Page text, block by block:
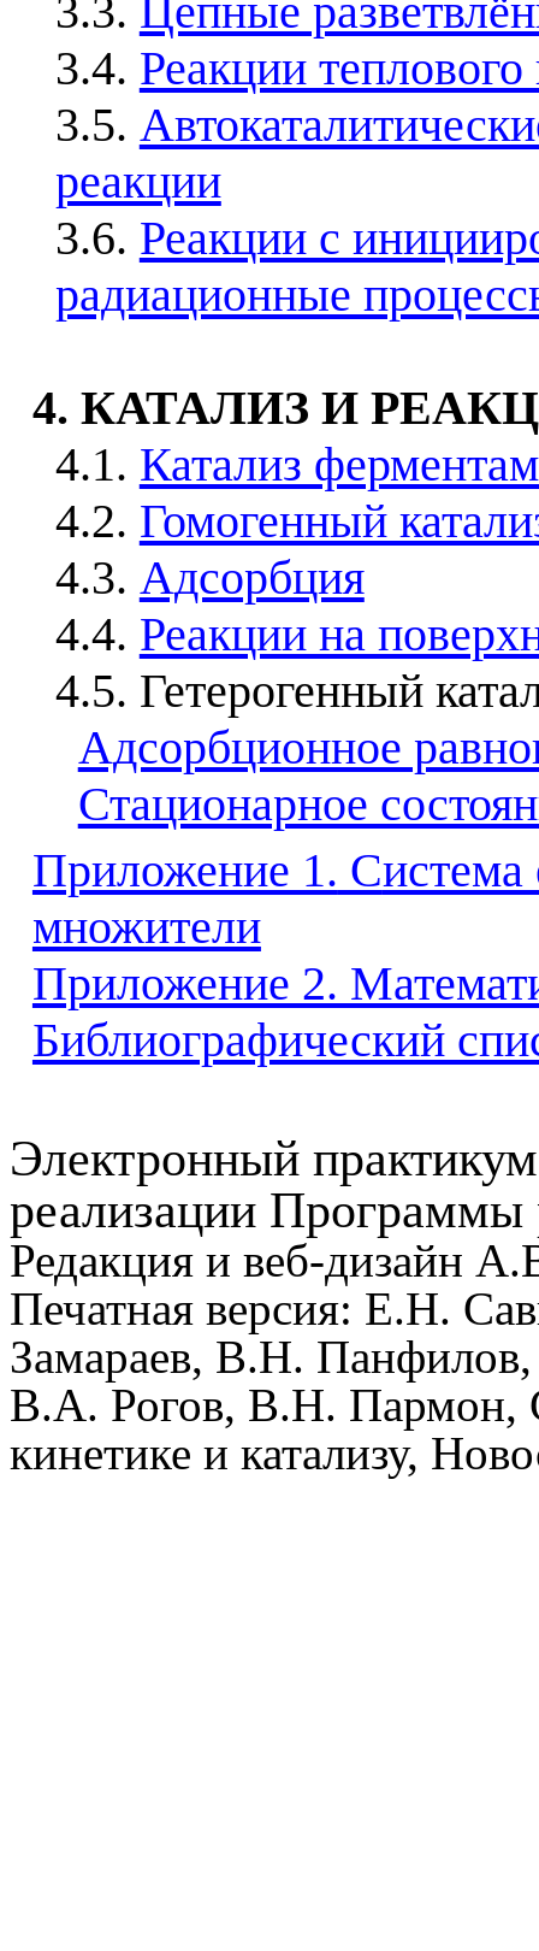
3.3. Цепные
3.4. Реакции
3.5.
реакции
3.6. Реакции с
радиационные
4. КАТАЛИЗ И
4.1. Катализ
4.2. Гомогенный
4.3. Адсорбция
4.4. Реакции на
4.5. Гетерогенный
Адсорбционное
Стационарное
Приложение 1. С
множители
Приложение 2.
Библиографический
Электронный
реализации
Редакция и веб-дизайн
Печатная версия: Е.Н.
Замараев, В.Н.
В.А. Рогов, В.Н. Пармон,
кинетике и катализу,